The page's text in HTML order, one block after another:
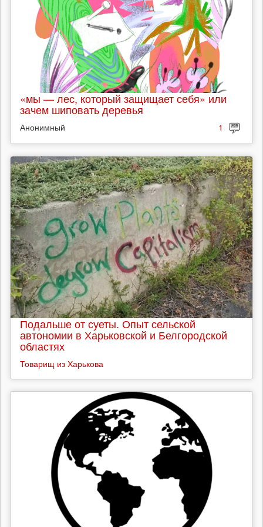
«мы — лес, который защищает себя» или
зачем шиповать деревья
Анонимный 1
Подальше от суеты. Опыт сельской
автономии в Харьковской и Белгородской
областях
Товарищ из Харькова